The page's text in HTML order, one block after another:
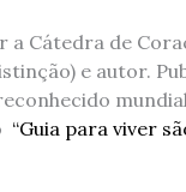
a Cátedra de
e autor.
“Guia para viver